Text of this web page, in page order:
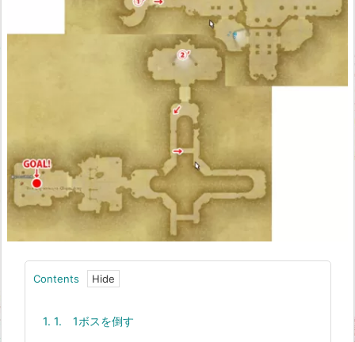
Contents
1. 1. 1ボスを倒す